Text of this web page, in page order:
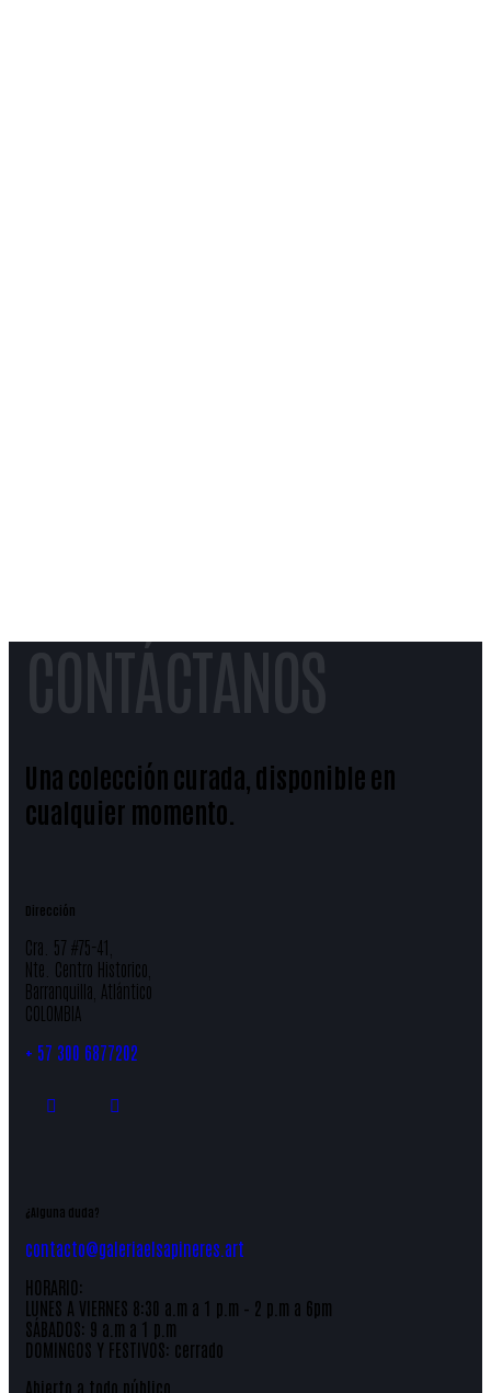
Una colección curada, disponible en
cualquier momento.
Dirección
Cra. 57 #75-41,
Nte. Centro Historico,
Barranquilla, Atlántico
COLOMBIA
+ 57 300 6877202
¿Alguna duda?
contacto@galeriaelsapineres.art
HORARIO:
LUNES A VIERNES 8:30 a.m a 1 p.m – 2 p.m a 6pm
SÁBADOS: 9 a.m a 1 p.m
DOMINGOS Y FESTIVOS: cerrado
Abierto a todo público